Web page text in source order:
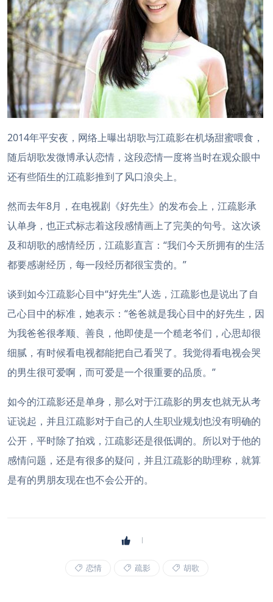
2014年平安夜，网络上曝出胡歌与江疏影在机场甜蜜喂食，
随后胡歌发微博承认恋情，这段恋情一度将当时在观众眼中
还有些陌生的江疏影推到了风口浪尖上。
然而去年8月，在电视剧《好先生》的发布会上，江疏影承
认单身，也正式标志着这段感情画上了完美的句号。这次谈
及和胡歌的感情经历，江疏影直言：“我们今天所拥有的生活
都要感谢经历，每一段经历都很宝贵的。”
谈到如今江疏影心目中“好先生”人选，江疏影也是说出了自
己心目中的标准，她表示：“爸爸就是我心目中的好先生，因
为我爸爸很孝顺、善良，他即使是一个糙老爷们，心思却很
细腻，有时候看电视都能把自己看哭了。我觉得看电视会哭
的男生很可爱啊，而可爱是一个很重要的品质。”
如今的江疏影还是单身，那么对于江疏影的男友也就无从考
证说起，并且江疏影对于自己的人生职业规划也没有明确的
公开，平时除了拍戏，江疏影还是很低调的。所以对于他的
感情问题，还是有很多的疑问，并且江疏影的助理称，就算
是有的男朋友现在也不会公开的。
恋情 疏影 胡歌